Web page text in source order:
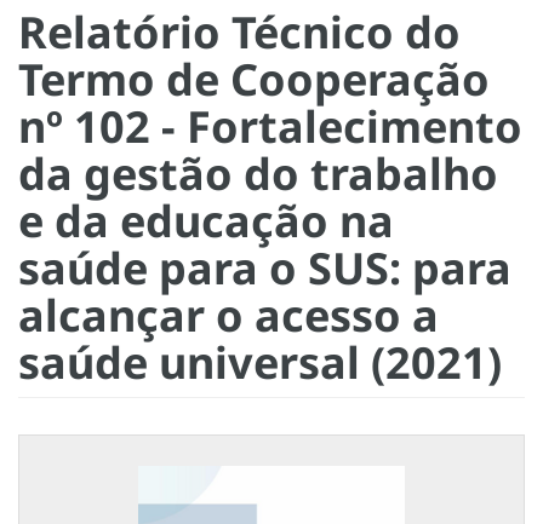
Relatório Técnico do
Termo de Cooperação
nº 102 - Fortalecimento
da gestão do trabalho
e da educação na
saúde para o SUS: para
alcançar o acesso a
saúde universal (2021)